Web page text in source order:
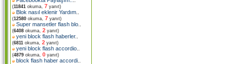
(11841 okuma, 7 yanıt)
Blok nasıl eklenir Yardım
(12580 okuma, 7 yanıt)
Super mansetler flash blo
(6408 okuma, 2 yanıt)
yeni block flash haberler..
(6811 okuma, 2 yanıt)
yeni block flash accordio
(4879 okuma, 0 yanıt)
block flash haber accordi